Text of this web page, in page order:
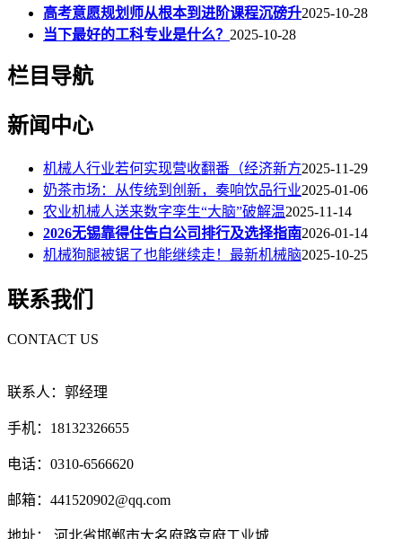
高考意愿规划师从根本到进阶课程沉磅升2025-10-28
当下最好的工科专业是什么？ 2025-10-28
栏目导航
新闻中心
机械人行业若何实现营收翻番（经济新方2025-11-29
奶茶市场：从传统到创新，奏响饮品行业2025-01-06
农业机械人送来数字孪生“大脑”破解温2025-11-14
2026无锡靠得住告白公司排行及选择指南2026-01-14
机械狗腿被锯了也能继续走！最新机械脑2025-10-25
联系我们
CONTACT US
联系人：郭经理
手机：18132326655
电话：0310-6566620
邮箱：441520902@qq.com